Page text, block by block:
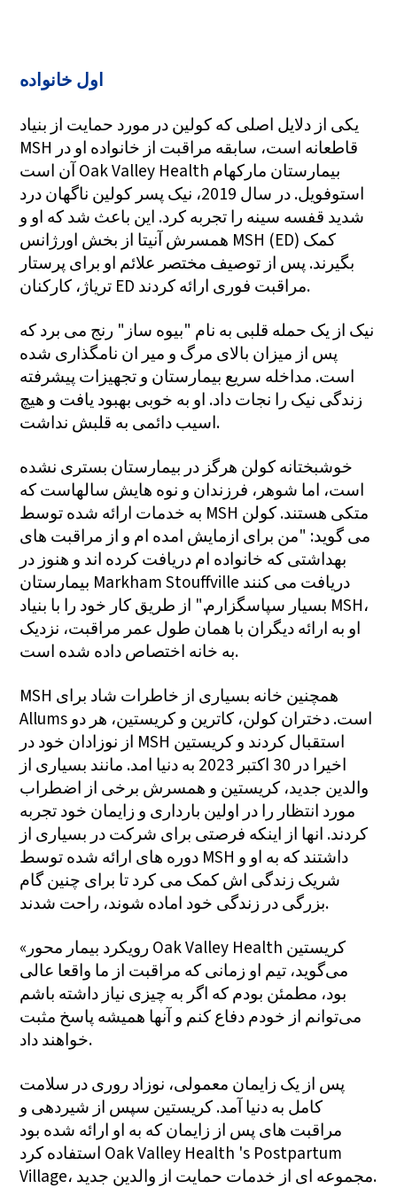
اول خانواده
یکی از دلایل اصلی که کولین در مورد حمایت از بنیاد
MSH قاطعانه است، سابقه مراقبت از خانواده او در
آن است Oak Valley Health بیمارستان مارکهام
استوفویل. در سال 2019، نیک پسر کولین ناگهان درد
شدید قفسه سینه را تجربه کرد. این باعث شد که او و
همسرش آنیتا از بخش اورژانس MSH (ED) کمک
بگیرند. پس از توصیف مختصر علائم او برای پرستار
تریاژ، کارکنان ED مراقبت فوری ارائه کردند.
نیک از یک حمله قلبی به نام "بیوه ساز" رنج می برد که
پس از میزان بالای مرگ و میر ان نامگذاری شده
است. مداخله سریع بیمارستان و تجهیزات پیشرفته
زندگی نیک را نجات داد. او به خوبی بهبود یافت و هیچ
اسیب دائمی به قلبش نداشت.
خوشبختانه کولن هرگز در بیمارستان بستری نشده
است، اما شوهر، فرزندان و نوه هایش سالهاست که
به خدمات ارائه شده توسط MSH متکی هستند. کولن
می گوید: "من برای ازمایش امده ام و از مراقبت های
بهداشتی که خانواده ام دریافت کرده اند و هنوز در
بیمارستان Markham Stouffville دریافت می کنند
بسیار سپاسگزارم." از طریق کار خود را با بنیاد MSH،
او به ارائه دیگران با همان طول عمر مراقبت، نزدیک
به خانه اختصاص داده شده است.
MSH همچنین خانه بسیاری از خاطرات شاد برای
Allums است. دختران کولن، کاترین و کریستین، هر دو
از نوزادان خود در MSH استقبال کردند و کریستین
اخیرا در 30 اکتبر 2023 به دنیا امد. مانند بسیاری از
والدین جدید، کریستین و همسرش برخی از اضطراب
مورد انتظار را در اولین بارداری و زایمان خود تجربه
کردند. انها از اینکه فرصتی برای شرکت در بسیاری از
دوره های ارائه شده توسط MSH داشتند که به او و
شریک زندگی اش کمک می کرد تا برای چنین گام
بزرگی در زندگی خود اماده شوند، راحت شدند.
«رویکرد بیمار محور Oak Valley Health کریستین
می‌گوید، تیم او زمانی که مراقبت از ما واقعا عالی
بود، مطمئن بودم که اگر به چیزی نیاز داشته باشم
می‌توانم از خودم دفاع کنم و آنها همیشه پاسخ مثبت
خواهند داد.
پس از یک زایمان معمولی، نوزاد روری در سلامت
کامل به دنیا آمد. کریستین سپس از شیردهی و
مراقبت های پس از زایمان که به او ارائه شده بود
استفاده کرد Oak Valley Health 's Postpartum
Village، مجموعه ای از خدمات حمایت از والدین جدید.